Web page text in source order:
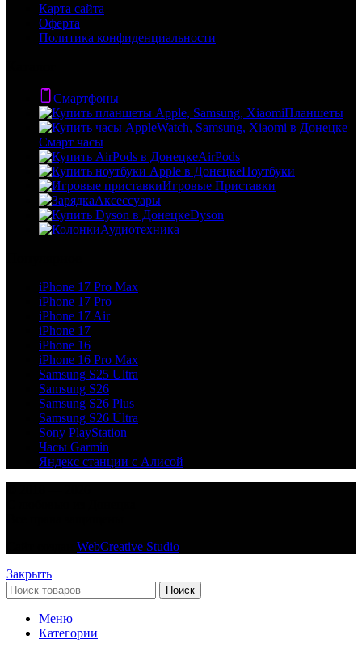
Карта сайта
Оферта
Политика конфиденциальности
Смартфоны
Планшеты
Смарт часы
AirPods
Ноутбуки
Игровые Приставки
Аксессуары
Dyson
Аудиотехника
iPhone 17 Pro Max
iPhone 17 Pro
iPhone 17 Air
iPhone 17
iPhone 16
iPhone 16 Pro Max
Samsung S25 Ultra
Samsung S26
Samsung S26 Plus
Samsung S26 Ultra
Sony PlayStation
Часы Garmin
Яндекс станции с Алисой
WebCreative Studio
Закрыть
Поиск
Меню
Категории